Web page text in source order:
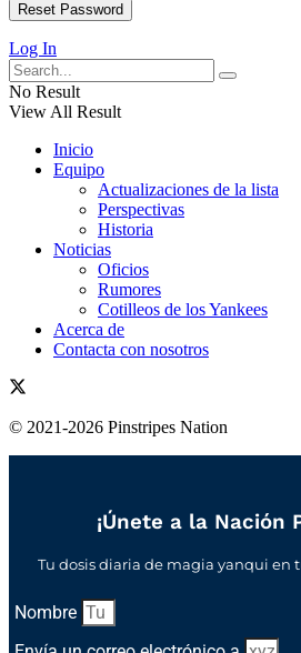
Log In
No Result
View All Result
Inicio
Equipo
Actualizaciones de la lista
Perspectivas
Historia
Noticias
Oficios
Rumores
Cotilleos de los Yankees
Acerca de
Contacta con nosotros
© 2021-2026 Pinstripes Nation
¡Únete a la Nación
Tu dosis diaria de magia yanqui en
Nombre